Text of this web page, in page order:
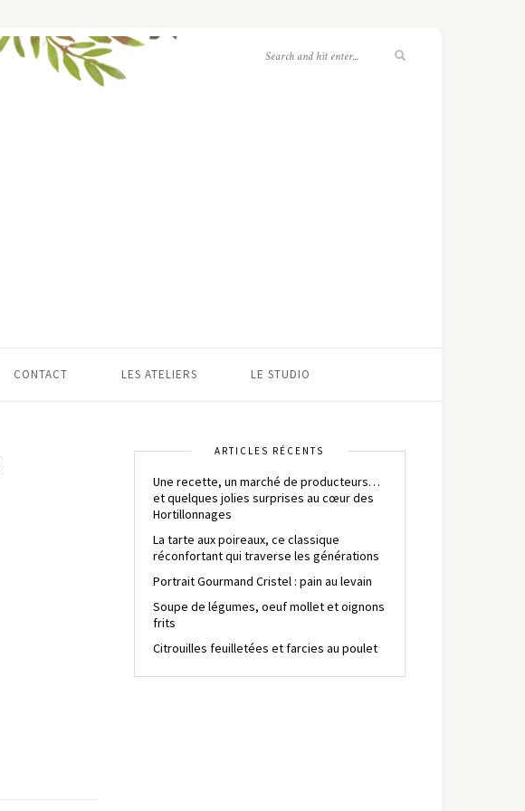
CONTACT LES ATELIERS LE STUDIO
ARTICLES RÉCENTS
Une recette, un marché de producteurs…
et quelques jolies surprises au cœur des
Hortillonnages
La tarte aux poireaux, ce classique
réconfortant qui traverse les générations
Portrait Gourmand Cristel : pain au levain
Soupe de légumes, oeuf mollet et oignons
frits
Citrouilles feuilletées et farcies au poulet